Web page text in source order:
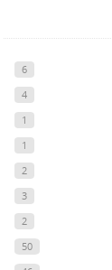
6
4
1
1
2
3
2
50